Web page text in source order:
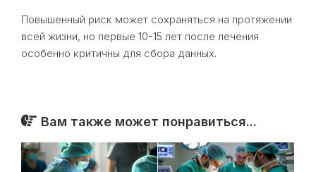
Повышенный риск может сохраняться на протяжении
всей жизни, но первые 10-15 лет после лечения
особенно критичны для сбора данных.
Вам также может понравиться...